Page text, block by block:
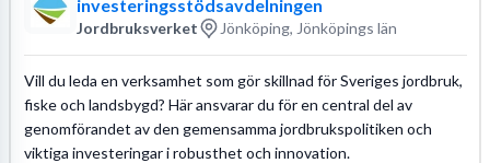
investeringsstödsavdelningen
Jordbruksverket Jönköping, Jönköpings län
Vill du leda en verksamhet som gör skillnad för Sveriges jordbruk,
fiske och landsbygd? Här ansvarar du för en central del av
genomförandet av den gemensamma jordbrukspolitiken och
viktiga investeringar i robusthet och innovation.